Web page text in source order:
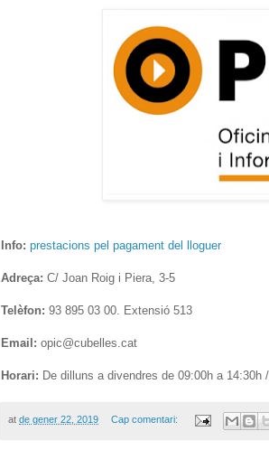
Info: prestacions pel pagament del lloguer
Adreça: C/ Joan Roig i Piera, 3-5
Telèfon: 93 895 03 00. Extensió 513
Email: opic@cubelles.cat
Horari: De dilluns a divendres de 09:00h a 14:30h
at de gener 22, 2019 Cap comentari: